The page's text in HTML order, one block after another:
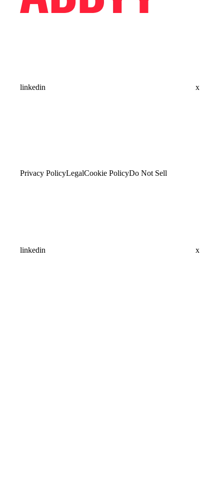
linkedin x
Privacy PolicyLegalCookie PolicyDo Not Sell
linkedin x